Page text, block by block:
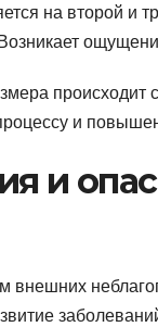
на второй и
происходит
и
и